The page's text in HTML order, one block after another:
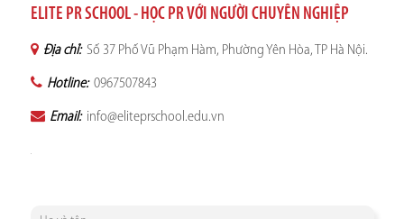
ELITE PR SCHOOL - HỌC PR VỚI NGƯỜI CHUYÊN NGHIỆP
Địa chỉ: Số 37 Phố Vũ Phạm Hàm, Phường Yên Hòa, TP Hà Nội.
Hotline: 0967507843
Email: info@eliteprschool.edu.vn